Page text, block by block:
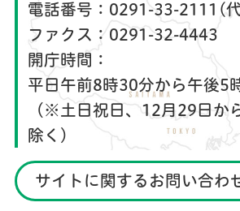
電話番号： 0291-33-2111(
ファクス： 0291-32-4443
開庁時間：
平日午前8時30分から午後5
（※土日祝日、12月29日か
除く）
サイトに関するお問い合わ